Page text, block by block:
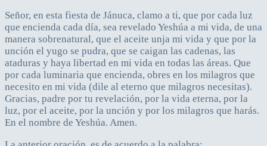
Señor, en esta fiesta de Jánuca, clamo a ti, que por cada luz
que encienda cada día, sea revelado Yeshúa a mi vida, de una
manera sobrenatural, que el aceite unja mi vida y que por la
unción el yugo se pudra, que se caigan las cadenas, las
ataduras y haya libertad en mi vida en todas las áreas. Que
por cada luminaria que encienda, obres en los milagros que
necesito en mi vida (dile al eterno que milagros necesitas).
Gracias, padre por tu revelación, por la vida eterna, por la
luz, por el aceite, por la unción y por los milagros que harás.
En el nombre de Yeshúa. Amen.